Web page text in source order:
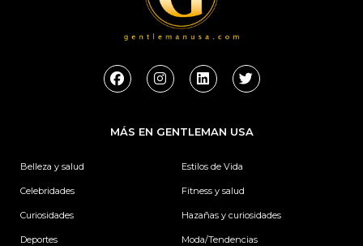
F
a
c
b
o
I
n
s
a
g
L
i
n
e
d
n
T
w
i
t
e
MÁS EN GENTLEMAN USA
Belleza y salud
Celebridades
Curiosidades
Deportes
Estilos de Vida
Fitness y salud
Hazañas y curiosidades
Moda/Tendencias